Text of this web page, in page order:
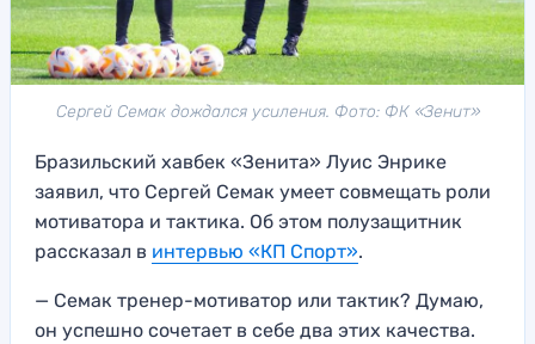
Сергей Семак дождался усиления. Фото: ФК «Зенит»
Бразильский хавбек «Зенита» Луис Энрике
заявил, что Сергей Семак умеет совмещать роли
мотиватора и тактика. Об этом полузащитник
рассказал в интервью «КП Спорт».
— Семак тренер-мотиватор или тактик? Думаю,
он успешно сочетает в себе два этих качества.